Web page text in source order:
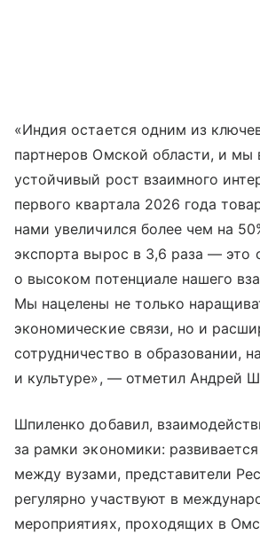
«Индия остается одним из
партнеров Омской области, и мы
устойчивый рост взаимного
первого квартала 2026 года
нами увеличился более чем на
экспорта вырос в 3,6 раза — это
о высоком потенциале нашего
Мы нацелены не только
экономические связи, но и
сотрудничество в образовании,
и культуре», — отметил Андрей
Шпиленко добавил,
за рамки экономики:
между вузами, представители
регулярно участвуют в
мероприятиях, проходящих в